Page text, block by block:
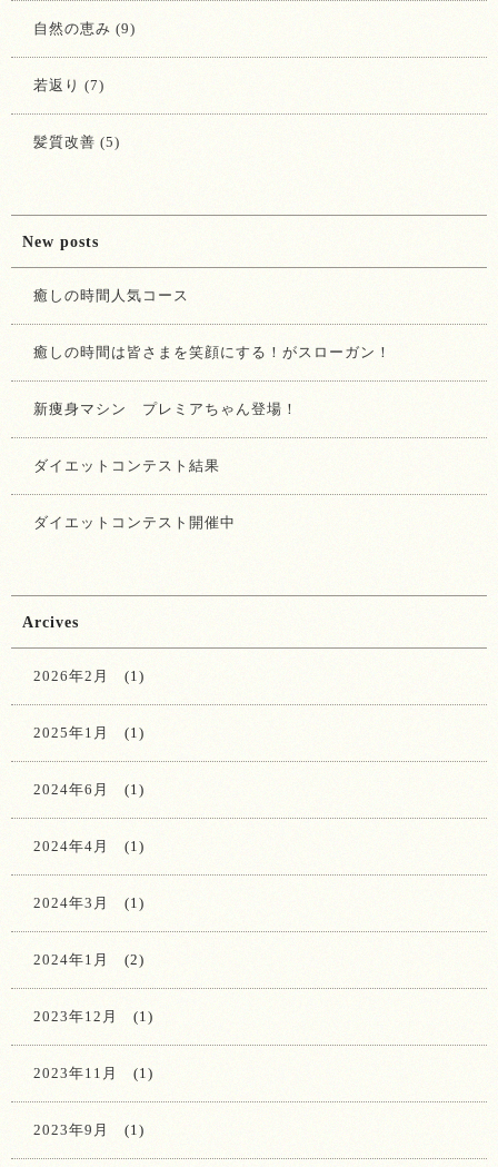
自然の恵み (9)
若返り (7)
髪質改善 (5)
New posts
癒しの時間人気コース
癒しの時間は皆さまを笑顔にする！がスローガン！
新痩身マシン プレミアちゃん登場！
ダイエットコンテスト結果
ダイエットコンテスト開催中
Arcives
2026年2月 (1)
2025年1月 (1)
2024年6月 (1)
2024年4月 (1)
2024年3月 (1)
2024年1月 (2)
2023年12月 (1)
2023年11月 (1)
2023年9月 (1)